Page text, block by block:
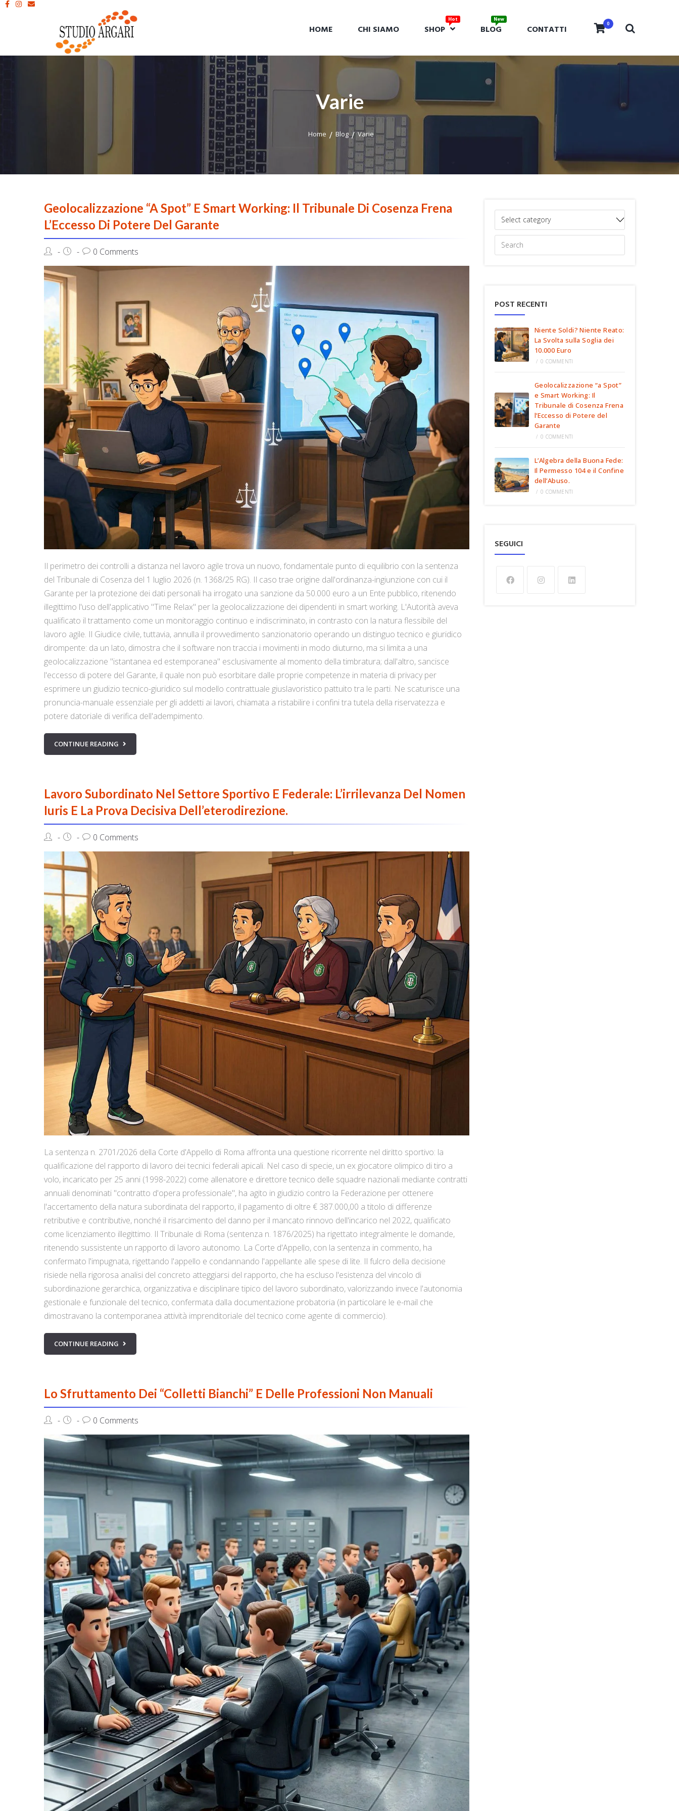
HOME CHI SIAMO SHOP BLOG CONTATTI 0
Varie
Home Blog Varie
Geolocalizzazione “a Spot” E Smart Working: Il Tribunale Di Cosenza Frena
L’Eccesso Di Potere Del Garante
0 Comments
Il perimetro dei controlli a distanza nel lavoro agile trova un nuovo, fondamentale punto di equilibrio con la sentenza
del Tribunale di Cosenza del 1 luglio 2026 (n. 1368/25 RG). Il caso trae origine dall'ordinanza-ingiunzione con cui il
Garante per la protezione dei dati personali ha irrogato una sanzione da 50.000 euro a un Ente pubblico, ritenendo
illegittimo l'uso dell'applicativo "Time Relax" per la geolocalizzazione dei dipendenti in smart working. L'Autorità aveva
qualificato il trattamento come un monitoraggio continuo e indiscriminato, in contrasto con la natura flessibile del
lavoro agile. Il Giudice civile, tuttavia, annulla il provvedimento sanzionatorio operando un distinguo tecnico e giuridico
dirompente: da un lato, dimostra che il software non traccia i movimenti in modo diuturno, ma si limita a una
geolocalizzazione "istantanea ed estemporanea" esclusivamente al momento della timbratura; dall'altro, sancisce
l'eccesso di potere del Garante, il quale non può esorbitare dalle proprie competenze in materia di privacy per
esprimere un giudizio tecnico-giuridico sul modello contrattuale giuslavoristico pattuito tra le parti. Ne scaturisce una
pronuncia-manuale essenziale per gli addetti ai lavori, chiamata a ristabilire i confini tra tutela della riservatezza e
potere datoriale di verifica dell'adempimento.
CONTINUE READING
Lavoro Subordinato Nel Settore Sportivo E Federale: L’irrilevanza Del Nomen
Iuris E La Prova Decisiva Dell’eterodirezione.
0 Comments
La sentenza n. 2701/2026 della Corte d'Appello di Roma affronta una questione ricorrente nel diritto sportivo: la
qualificazione del rapporto di lavoro dei tecnici federali apicali. Nel caso di specie, un ex giocatore olimpico di tiro a
volo, incaricato per 25 anni (1998-2022) come allenatore e direttore tecnico delle squadre nazionali mediante contratti
annuali denominati "contratto d'opera professionale", ha agito in giudizio contro la Federazione per ottenere
l'accertamento della natura subordinata del rapporto, il pagamento di oltre € 387.000,00 a titolo di differenze
retributive e contributive, nonché il risarcimento del danno per il mancato rinnovo dell'incarico nel 2022, qualificato
come licenziamento illegittimo. Il Tribunale di Roma (sentenza n. 1876/2025) ha rigettato integralmente le domande,
ritenendo sussistente un rapporto di lavoro autonomo. La Corte d'Appello, con la sentenza in commento, ha
confermato l'impugnata, rigettando l'appello e condannando l'appellante alle spese di lite. Il fulcro della decisione
risiede nella rigorosa analisi del concreto atteggiarsi del rapporto, che ha escluso l'esistenza del vincolo di
subordinazione gerarchica, organizzativa e disciplinare tipico del lavoro subordinato, valorizzando invece l'autonomia
gestionale e funzionale del tecnico, confermata dalla documentazione probatoria (in particolare le e-mail che
dimostravano la contemporanea attività imprenditoriale del tecnico come agente di commercio).
CONTINUE READING
Lo Sfruttamento Dei “Colletti Bianchi” E Delle Professioni Non Manuali
0 Comments
POST RECENTI
Niente Soldi? Niente Reato:
La Svolta sulla Soglia dei
10.000 Euro
/ 0 COMMENTI
Geolocalizzazione “a Spot”
e Smart Working: Il
Tribunale di Cosenza Frena
l’Eccesso di Potere del
Garante
/ 0 COMMENTI
L’Algebra della Buona Fede:
Il Permesso 104 e il Confine
dell’Abuso.
/ 0 COMMENTI
SEGUICI